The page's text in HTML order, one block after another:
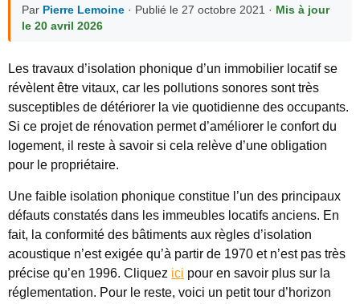
Par Pierre Lemoine · Publié le 27 octobre 2021 · Mis à jour
le 20 avril 2026
Les travaux d’isolation phonique d’un immobilier locatif se
révèlent être vitaux, car les pollutions sonores sont très
susceptibles de détériorer la vie quotidienne des occupants.
Si ce projet de rénovation permet d’améliorer le confort du
logement, il reste à savoir si cela relève d’une obligation
pour le propriétaire.
Une faible isolation phonique constitue l’un des principaux
défauts constatés dans les immeubles locatifs anciens. En
fait, la conformité des bâtiments aux règles d’isolation
acoustique n’est exigée qu’à partir de 1970 et n’est pas très
précise qu’en 1996. Cliquez ici pour en savoir plus sur la
réglementation. Pour le reste, voici un petit tour d’horizon